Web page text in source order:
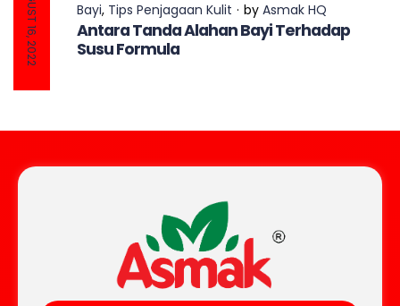
AUGUST 16, 2022
Bayi, Tips Penjagaan Kulit by Asmak HQ
Antara Tanda Alahan Bayi Terhadap
Susu Formula